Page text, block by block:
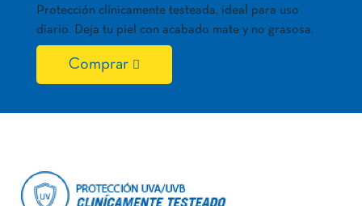
Protección clínicamente testeada, ideal para uso
diario. Deja tu piel con acabado mate y no grasosa.
Comprar